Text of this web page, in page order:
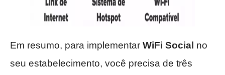
Em resumo, para implementar WiFi Social no
seu estabelecimento, você precisa de três